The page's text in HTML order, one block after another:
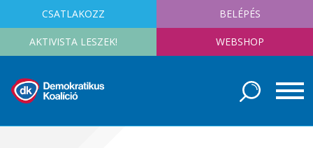
CSATLAKOZZ BELÉPÉS
AKTIVISTA LESZEK! WEBSHOP